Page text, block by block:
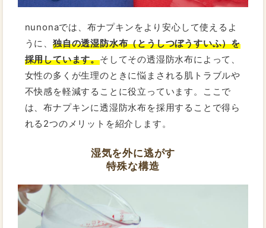
nunonaでは、布ナプキンをより安心して使えるよ
うに、独自の透湿防水布（とうしつぼうすいふ）を
採用しています。そしてその透湿防水布によって、
女性の多くが生理のときに悩まされる肌トラブルや
不快感を軽減することに役立っています。ここで
は、布ナプキンに透湿防水布を採用することで得ら
れる2つのメリットを紹介します。
湿気を外に逃がす
特殊な構造